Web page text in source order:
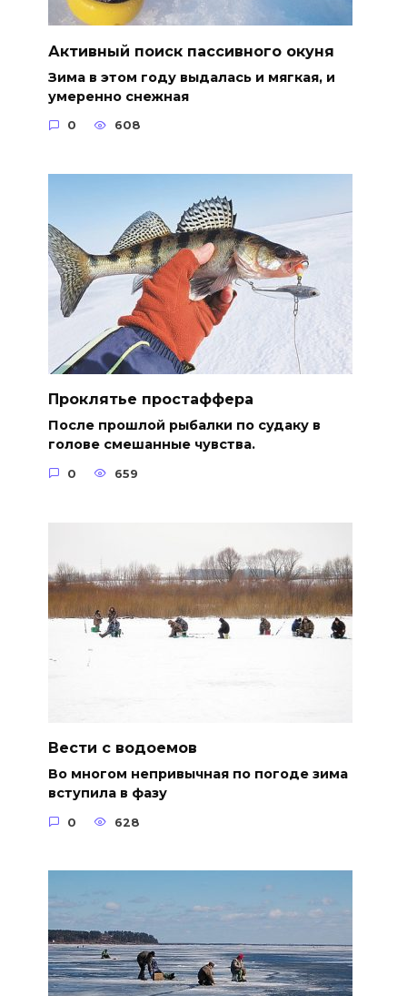
Активный поиск пассивного окуня
Зима в этом году выдалась и мягкая, и
умеренно снежная
0 608
Проклятье простаффера
После прошлой рыбалки по судаку в
голове смешанные чувства.
0 659
Вести с водоемов
Во многом непривычная по погоде зима
вступила в фазу
0 628